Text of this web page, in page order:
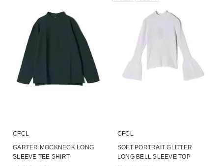
CFCL
GARTER MOCKNECK LONG
SLEEVE TEE SHIRT
CFCL
SOFT PORTRAIT GLITTER
LONG BELL SLEEVE TOP